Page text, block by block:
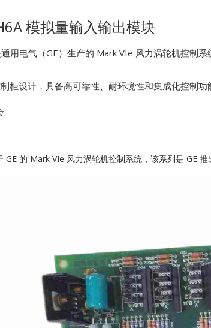
模拟量输入输出模块
用电气（GE）生产的 Mark VIe 风力涡轮机控制系
柜设计，具备高可靠性、耐环境性和集成化控制功
GE 的 Mark VIe 风力涡轮机控制系统，该系列是 GE